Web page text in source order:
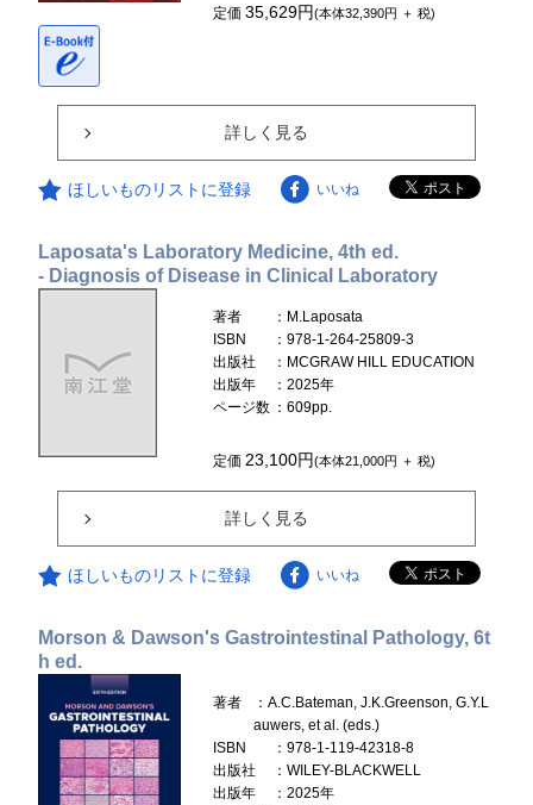
定価35,629円(本体32,390円 ＋ 税)
詳しく見る
ほしいものリストに登録 いいね
Laposata's Laboratory Medicine, 4th ed.
- Diagnosis of Disease in Clinical Laboratory
著者
：M.Laposata
ISBN
：978-1-264-25809-3
出版社
：MCGRAW HILL EDUCATION
出版年
：2025年
ページ数 ：609pp.
定価 23,100円(本体21,000円 ＋ 税)
詳しく見る
ほしいものリストに登録 いいね
Morson & Dawson's Gastrointestinal Pathology, 6t
h ed.
著者
：A.C.Bateman, J.K.Greenson, G.Y.L
auwers, et al. (eds.)
ISBN
：978-1-119-42318-8
出版社
：WILEY-BLACKWELL
出版年
：2025年